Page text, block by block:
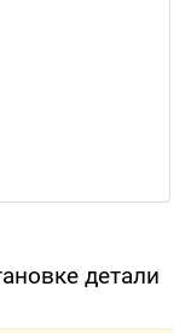
детали